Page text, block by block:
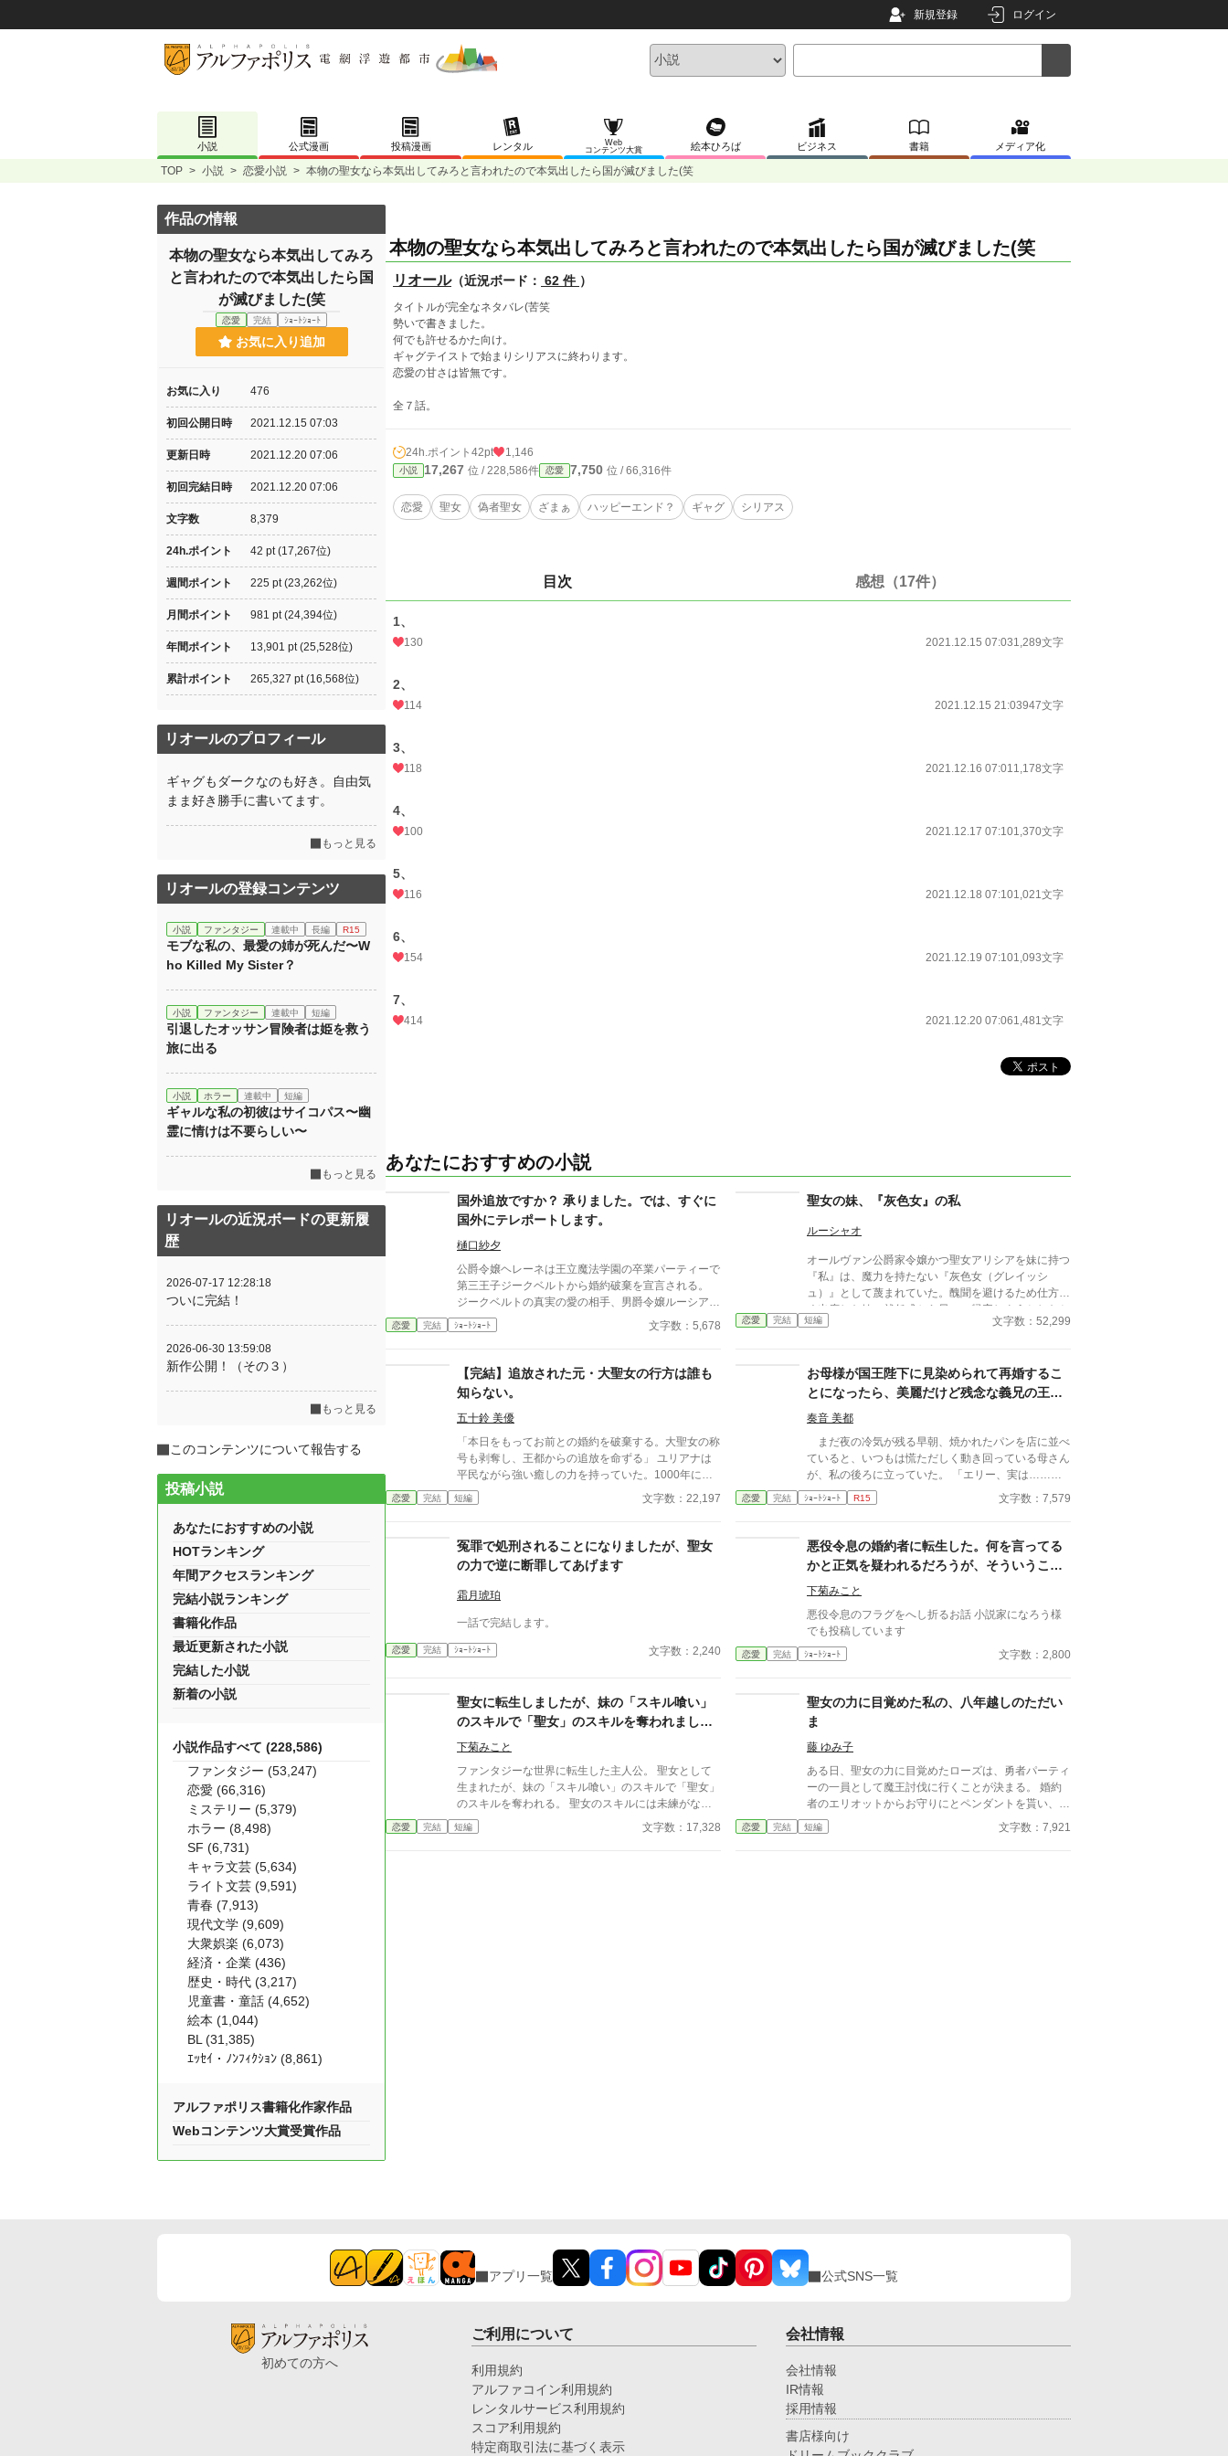
新規登録 ログイン
小説 公式漫画 投稿漫画 レンタル
Web
コンテンツ大賞
絵本ひろば ビジネス 書籍 メディア化
TOP > 小説 > 恋愛小説 > 本物の聖女なら本気出してみろと言われたので本気出したら国が滅びました(笑
本物の聖女なら本気出してみろと言われたので本気出したら国が滅びました(笑
リオール（近況ボード： 62 件 ）
タイトルが完全なネタバレ(苦笑
勢いで書きました。
何でも許せるかた向け。
ギャグテイストで始まりシリアスに終わります。
恋愛の甘さは皆無です。
全７話。
24h.ポイント 42pt 1,146
小説 17,267 位 / 228,586件 恋愛 7,750 位 / 66,316件
恋愛 聖女 偽者聖女 ざまぁ ハッピーエンド？ ギャグ シリアス
目次 感想（17件）
1、
130 2021.12.15 07:031,289文字
2、
114 2021.12.15 21:03947文字
3、
118 2021.12.16 07:011,178文字
4、
100 2021.12.17 07:101,370文字
5、
116 2021.12.18 07:101,021文字
6、
154 2021.12.19 07:101,093文字
7、
414 2021.12.20 07:061,481文字
あなたにおすすめの小説
国外追放ですか？ 承りました。では、すぐに
国外にテレポートします。
樋口紗夕
公爵令嬢ヘレーネは王立魔法学園の卒業パーティーで
第三王子ジークベルトから婚約破棄を宣言される。
ジークベルトの真実の愛の相手、男爵令嬢ルーシアへ
の嫌がらせが原因だ。 国外追放を言い渡したジーク
ベルトに、ヘレーネは眉一つ動かさずに答えた。
にテレポートします」
恋愛 完結 ｼｮｰﾄｼｮｰﾄ 文字数：5,678
聖女の妹、『灰色女』の私
ルーシャオ
オールヴァン公爵家令嬢かつ聖女アリシアを妹に持つ
『私』は、魔力を持たない『灰色女（グレイッシ
ュ）』として蔑まれていた。醜聞を避けるため仕方な
く出席した妹の就任式から早々に帰宅しようとしたと
ころ、道に座り込む老婆を見つける。その老婆は同じ
なり、知らなかったことをどんどんと知っていく。そ
して、聖女へ、オールヴァン公爵家へ、この国へ、差
縁談の来なかった『私』と結婚したいという王城騎士
団副団長アイメルが現れる。拒否できない結婚だと思
っていたが、妙にアイメルは親身になってくれる。一
体なぜ？
恋愛 完結 短編 文字数：52,299
【完結】追放された元・大聖女の行方は誰も
知らない。
五十鈴 美優
「本日をもってお前との婚約を破棄する。大聖女の称
号も剥奪し、王都からの追放を命ずる」 ユリアナは
平民ながら強い癒しの力を持っていた。1000年に一
度現れるとされる大聖女の称号を得て、婚約者となっ
た王子リッドと共に魔物討伐に邁進する日々を送って
かせ、ユリアナの癒しの力を濁らせていた。 そんな
時に圧倒的な力を持つ上級魔物が、王国北部に襲来す
る。 ユリアナは全力を尽くしたものの、多くの犠牲
を出してしまった。 ユリアナはその責任を押し付け
破棄に加え、王都からの追放を命じられた。 それか
たな職に就いていた。
恋愛 完結 短編 文字数：22,197
お母様が国王陛下に見染められて再婚するこ
とになったら、美麗だけど残念な義兄の王太
子殿下に婚姻を迫られました！
奏音 美都
まだ夜の冷気が残る早朝、焼かれたパンを店に並べ
ていると、いつもは慌ただしく動き回っている母さん
が、私の後ろに立っていた。 「エリー、実は……国
王陛下に見染められて、婚姻を交わすことになったん
だけど、貴女も王宮に入ってくれるかしら？」 国
好きになって、求婚したってこと！？ え、で……私
も王宮にって、王室の一員になれってこと！？ 国
王陛下に挨拶に伺うと、そこには美しい顔立ちの王太
子殿下がいた。 「エリー、どうか僕と結婚してく
れ！ 君こそ、僕の妻に相応しい！」 え……私、
貴方の妹になるんですけど？ どこから突っ込んで
いいのか分かんない。
恋愛 完結 ｼｮｰﾄｼｮｰﾄ R15 文字数：7,579
冤罪で処刑されることになりましたが、聖女
の力で逆に断罪してあげます
霜月琥珀
一話で完結します。
恋愛 完結 ｼｮｰﾄｼｮｰﾄ 文字数：2,240
悪役令息の婚約者に転生した。何を言ってる
かと正気を疑われるだろうが、そういうこと
である。
下菊みこと
悪役令息のフラグをへし折るお話 小説家になろう様
でも投稿しています
恋愛 完結 ｼｮｰﾄｼｮｰﾄ 文字数：2,800
聖女に転生しましたが、妹の「スキル喰い」
のスキルで「聖女」のスキルを奪われまし
た。でも枢機卿たちは私を保護するようで
下菊みこと
ファンタジーな世界に転生した主人公。 聖女として
生まれたが、妹の「スキル喰い」のスキルで「聖女」
のスキルを奪われる。 聖女のスキルには未練がなく
ケロッとしていた主人公だが、「村に聖女がいる」と
の情報を得た教会の枢機卿が村に聖女を迎えにきた。
恋愛 完結 短編 文字数：17,328
聖女の力に目覚めた私の、八年越しのただい
ま
藤 ゆみ子
ある日、聖女の力に目覚めたローズは、勇者パーティ
ーの一員として魔王討伐に行くことが決まる。 婚約
者のエリオットからお守りにとペンダントを貰い、待
っているからと言われるが、出発の前日に婚約を破棄
するという書簡が届く。 エリオットへの想いに蓋を
恋愛 完結 短編 文字数：7,921
作品の情報
本物の聖女なら本気出してみろ
と言われたので本気出したら国
が滅びました(笑
恋愛 完結 ｼｮｰﾄｼｮｰﾄ
お気に入り追加
お気に入り 476
初回公開日時 2021.12.15 07:03
更新日時 2021.12.20 07:06
初回完結日時 2021.12.20 07:06
文字数 8,379
24h.ポイント 42 pt (17,267位)
週間ポイント 225 pt (23,262位)
月間ポイント 981 pt (24,394位)
年間ポイント 13,901 pt (25,528位)
累計ポイント 265,327 pt (16,568位)
リオールのプロフィール
ギャグもダークなのも好き。自由気
まま好き勝手に書いてます。
もっと見る
リオールの登録コンテンツ
小説 ファンタジー 連載中 長編 R15
モブな私の、最愛の姉が死んだ〜W
ho Killed My Sister？
小説 ファンタジー 連載中 短編
引退したオッサン冒険者は姫を救う
旅に出る
小説 ホラー 連載中 短編
ギャルな私の初彼はサイコパス〜幽
霊に情けは不要らしい〜
もっと見る
リオールの近況ボードの更新履
歴
2026-07-17 12:28:18
ついに完結！
2026-06-30 13:59:08
新作公開！（その３）
もっと見る
このコンテンツについて報告する
投稿小説
あなたにおすすめの小説
HOTランキング
年間アクセスランキング
完結小説ランキング
書籍化作品
最近更新された小説
完結した小説
新着の小説
小説作品すべて (228,586)
ファンタジー (53,247)
恋愛 (66,316)
ミステリー (5,379)
ホラー (8,498)
SF (6,731)
キャラ文芸 (5,634)
ライト文芸 (9,591)
青春 (7,913)
現代文学 (9,609)
大衆娯楽 (6,073)
経済・企業 (436)
歴史・時代 (3,217)
児童書・童話 (4,652)
絵本 (1,044)
BL (31,385)
ｴｯｾｲ・ﾉﾝﾌｨｸｼｮﾝ (8,861)
アルファポリス書籍化作家作品
Webコンテンツ大賞受賞作品
アプリ一覧 公式SNS一覧
初めての方へ
ご利用について
利用規約
アルファコイン利用規約
レンタルサービス利用規約
スコア利用規約
特定商取引法に基づく表示
会社情報
会社情報
IR情報
採用情報
書店様向け